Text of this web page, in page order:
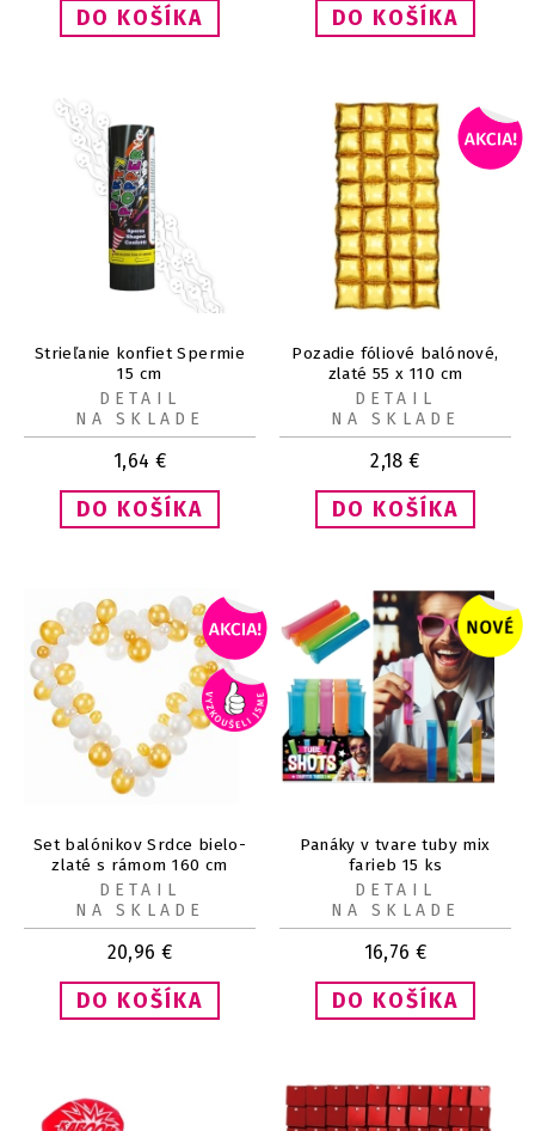
Strieľanie konfiet Spermie
15 cm
1,64 €
DETAIL
NA SKLADE
Pozadie fóliové balónové,
zlaté 55 x 110 cm
2,18 €
DETAIL
NA SKLADE
Set balónikov Srdce bielo-
zlaté s rámom 160 cm
20,96 €
DETAIL
NA SKLADE
Panáky v tvare tuby mix
farieb 15 ks
16,76 €
DETAIL
NA SKLADE